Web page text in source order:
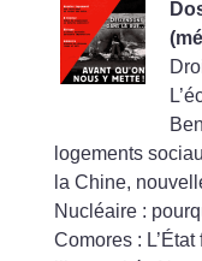
logements
la Chine,
Nucléaire :
Comores :